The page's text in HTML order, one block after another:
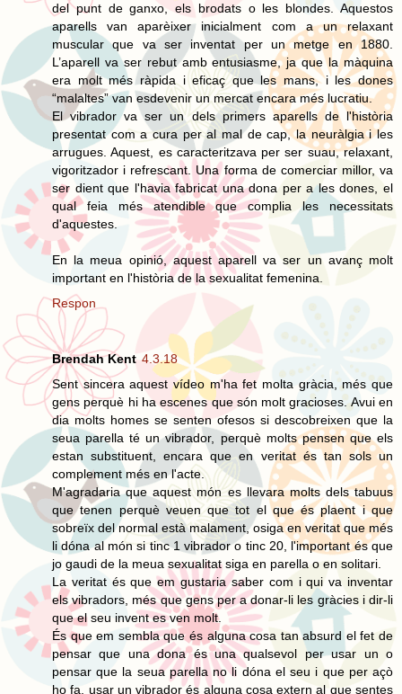
del punt de ganxo, els brodats o les blondes. Aquestos
aparells van aparèixer inicialment com a un relaxant
muscular que va ser inventat per un metge en 1880.
L’aparell va ser rebut amb entusiasme, ja que la màquina
era molt més ràpida i eficaç que les mans, i les dones
“malaltes” van esdevenir un mercat encara més lucratiu.
El vibrador va ser un dels primers aparells de l'història
presentat com a cura per al mal de cap, la neuràlgia i les
arrugues. Aquest, es caracteritzava per ser suau, relaxant,
vigoritzador i refrescant. Una forma de comerciar millor, va
ser dient que l'havia fabricat una dona per a les dones, el
qual feia més atendible que complia les necessitats
d'aquestes.
En la meua opinió, aquest aparell va ser un avanç molt
important en l'història de la sexualitat femenina.
Respon
Brendah Kent 4.3.18
Sent sincera aquest vídeo m'ha fet molta gràcia, més que
gens perquè hi ha escenes que són molt gracioses. Avui en
dia molts homes se senten ofesos si descobreixen que la
seua parella té un vibrador, perquè molts pensen que els
estan substituent, encara que en veritat és tan sols un
complement més en l'acte.
M'agradaria que aquest món es llevara molts dels tabuus
que tenen perquè veuen que tot el que és plaent i que
sobreïx del normal està malament, osiga en veritat que més
li dóna al món si tinc 1 vibrador o tinc 20, l'important és que
jo gaudi de la meua sexualitat siga en parella o en solitari.
La veritat és que em gustaria saber com i qui va inventar
els vibradors, més que gens per a donar-li les gràcies i dir-li
que el seu invent es ven molt.
És que em sembla que és alguna cosa tan absurd el fet de
pensar que una dona és una qualsevol per usar un o
pensar que la seua parella no li dóna el seu i que per açò
ho fa, usar un vibrador és alguna cosa extern al que sentes